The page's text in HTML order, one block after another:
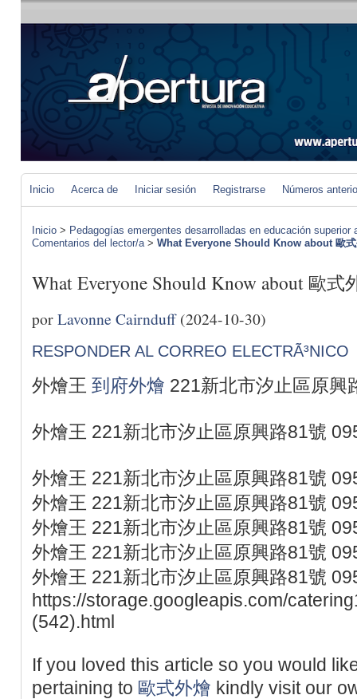
Inicio Acerca de Iniciar sesión Registrarse Números
Inicio > Pedagogías emergentes desarrolladas en educación
Comentarios del lector/a> What Everyone Should Know about 歐
What Everyone Should Know about 歐式
porLavonne Cairnduff(2024-10-30)
RESPONDER AL CORREO ELECTRÃ³NICO
外燴王 到府外燴 221新北市汐止區原興
外燴王 221新北市汐止區原興路81號
外燴王 221新北市汐止區原興路81號
外燴王 221新北市汐止區原興路81號
外燴王 221新北市汐止區原興路81號
外燴王 221新北市汐止區原興路81號
外燴王 221新北市汐止區原興路81號
https://storage.googleapis.com/
(542).html
If you loved this article so you would
pertaining to 歐式外燴 kindly visit our